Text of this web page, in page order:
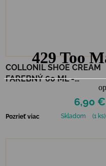
COLLONIL SHOE CREAM
FAREBNÝ 60 ML -
6,90 €
Pozrieť viac Skladom (1 ks)